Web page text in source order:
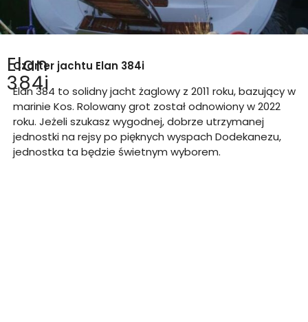
Elan
384i
Czarter jachtu Elan 384i
Elan 384 to solidny jacht żaglowy z 2011 roku, bazujący w
marinie Kos. Rolowany grot został odnowiony w 2022
roku. Jeżeli szukasz wygodnej, dobrze utrzymanej
jednostki na rejsy po pięknych wyspach Dodekanezu,
jednostka ta będzie świetnym wyborem.